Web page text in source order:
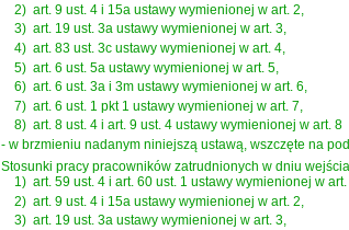
2) art. 9 ust. 4 i 15a ustawy wymienionej w art. 2,
3) art. 19 ust. 3a ustawy wymienionej w art. 3,
4) art. 83 ust. 3c ustawy wymienionej w art. 4,
5) art. 6 ust. 5a ustawy wymienionej w art. 5,
6) art. 6 ust. 3a i 3m ustawy wymienionej w art. 6,
7) art. 6 ust. 1 pkt 1 ustawy wymienionej w art. 7,
8) art. 8 ust. 4 i art. 9 ust. 4 ustawy wymienionej w art. 8
- w brzmieniu nadanym niniejszą ustawą, wszczęte na
Stosunki pracy pracowników zatrudnionych w dniu
1) art. 59 ust. 4 i art. 60 ust. 1 ustawy wymienionej w art.
2) art. 9 ust. 4 i 15a ustawy wymienionej w art. 2,
3) art. 19 ust. 3a ustawy wymienionej w art. 3,